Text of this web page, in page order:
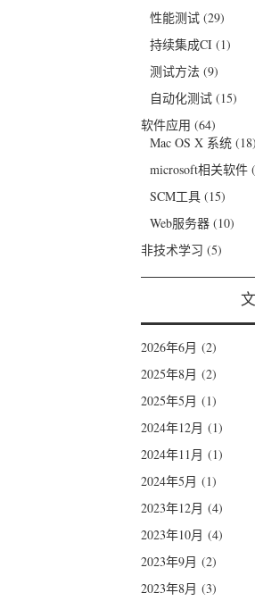
性能测试(29)
持续集成CI(1)
测试方法(9)
自动化测试(15)
软件应用 (64)
Mac OS X 系统(18)
microsoft相关软件
SCM工具(15)
Web服务器(10)
非技术学习 (5)
2026年6月 (2)
2025年8月 (2)
2025年5月 (1)
2024年12月 (1)
2024年11月 (1)
2024年5月 (1)
2023年12月 (4)
2023年10月 (4)
2023年9月 (2)
2023年8月 (3)